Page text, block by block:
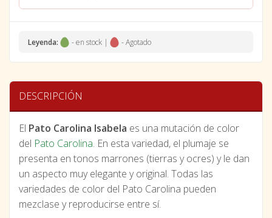
Leyenda: - en stock | - Agotado
DESCRIPCIÓN
El Pato Carolina Isabela es una mutación de color
del Pato Carolina. En esta variedad, el plumaje se
presenta en tonos marrones (tierras y ocres) y le dan
un aspecto muy elegante y original. Todas las
variedades de color del Pato Carolina pueden
mezclase y reproducirse entre sí.